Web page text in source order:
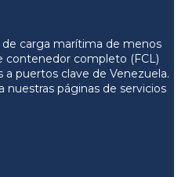
de carga marítima de menos
contenedor completo (FCL)
a puertos clave de Venezuela.
nuestras páginas de servicios